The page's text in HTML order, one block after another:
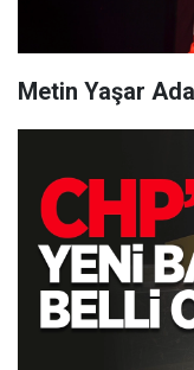
Metin Yaşar